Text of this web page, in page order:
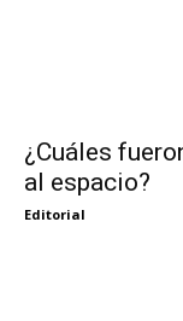
¿Cuáles
al espacio?
Editorial